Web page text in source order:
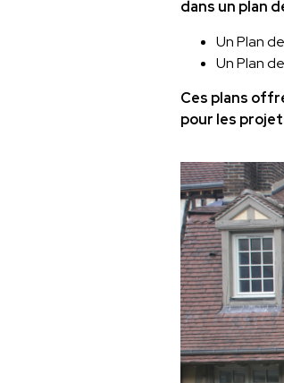
dans un plan
Un Plan
Un Plan
Ces plans
pour les